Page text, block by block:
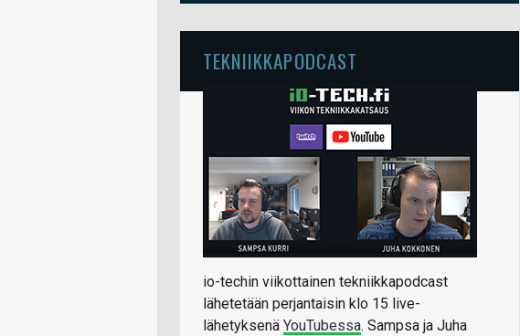
TEKNIIKKAPODCAST
io-techin viikottainen tekniikkapodcast
lähetetään perjantaisin klo 15 live-
lähetyksenä YouTubessa. Sampsa ja Juha